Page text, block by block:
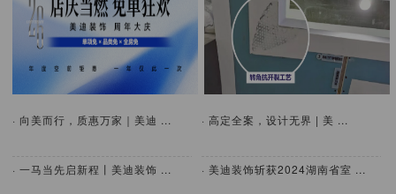
· 向美而行，质惠万家｜美迪 ...
· 一马当先启新程丨美迪装饰 ...
· 高定全案，设计无界 | 美 ...
· 美迪装饰斩获2024湖南省室 ...